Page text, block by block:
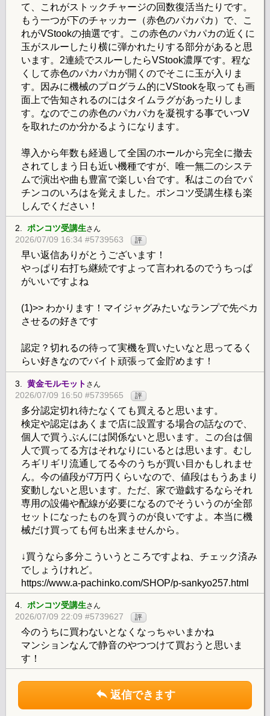
て、これがストックチャージの回数復活当たりです。
もう一つが下のチャッカー（赤色のパカパカ）で、こ
れがVStookの抽選です。この赤色のパカパカの近くに
玉がスルーしたり横に弾かれたりする部分があると思
います。2連続でスルーしたらVStook濃厚です。程な
くして赤色のパカパカが開くのでそこに玉が入りま
す。因みに機械のプログラム的にVStookを取っても画
面上で告知されるのにはタイムラグがあったりしま
す。なのでこの赤色のパカパカを凝視する事でいつV
を取れたのか分かるようになります。
導入から年数も経過して全国のホールから完全に撤去
されてしまう日も近い機種ですが、唯一無二のシステ
ムで演出や曲も豊富で楽しい台です。私はこの台でパ
チンコのいろはを覚えました。ポンコツ受講生様も楽
しんでください！
2. ポンコツ受講生さん
2026/07/09 16:34 #5739563 評
早い返信ありがとうございます！
やっぱり右打ち継続ですよって言われるのでうちっぱ
がいいですよね
(1)>> わかります！マイジャグみたいなランプで先ペカ
させるの好きです
認定？切れるの待って実機を買いたいなと思ってるく
らい好きなのでバイト頑張って金貯めます！
3. 黄金モルモット さん
2026/07/09 16:50 #5739565 評
多分認定切れ待たなくても買えると思います。
検定や認定はあくまで店に設置する場合の話なので、
個人で買うぶんには関係ないと思います。この台は個
人で買ってる方はそれなりにいるとは思います。むし
ろギリギリ流通してる今のうちが買い目かもしれませ
ん。今の値段が7万円くらいなので、値段はもうあまり
変動しないと思います。ただ、家で遊戯するならそれ
専用の設備や配線が必要になるのでそういうのが全部
セットになったものを買うのが良いですよ。本当に機
械だけ買っても何も出来ませんから。
↓買うなら多分こういうところですよね、チェック済み
でしょうけれど。
https://www.a-pachinko.com/SHOP/p-sankyo257.html
4. ポンコツ受講生さん
2026/07/09 22:09 #5739627 評
今のうちに買わないとなくなっちゃいまかね
マンションなんで静音のやつつけて買おうと思いま
す！
返信できます